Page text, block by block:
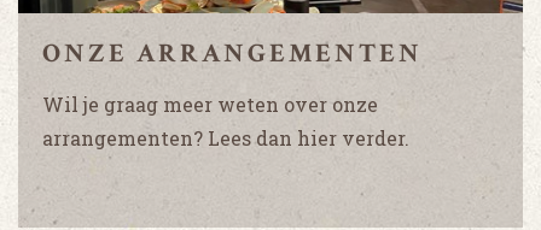
ONZE ARRANGEMENTEN
Wil je graag meer weten over onze
arrangementen? Lees dan hier verder.